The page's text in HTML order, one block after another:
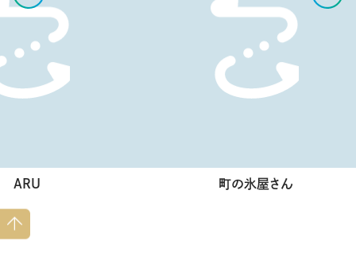
ARU 町の氷屋さん
ペー
ジト
ップ